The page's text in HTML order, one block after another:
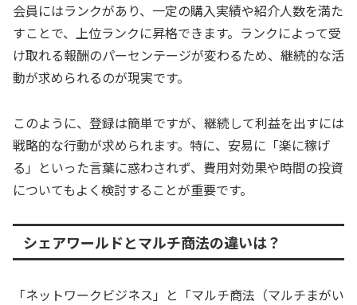
会員にはランクがあり、一定の購入実績や紹介人数を満た
すことで、上位ランクに昇格できます。ランクによって受
け取れる報酬のパーセンテージが変わるため、継続的な活
動が求められるのが現実です。
このように、登録は簡単ですが、継続して利益を出すには
戦略的な行動が求められます。特に、安易に「楽に稼げ
る」といった言葉に惑わされず、費用対効果や時間の投資
についてもよく検討することが重要です。
シェアワールドとマルチ商法の違いは？
「ネットワークビジネス」と「マルチ商法（マルチまがい